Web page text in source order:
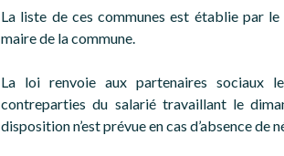
La liste de ces communes est établie par
maire de la commune.
La loi renvoie aux partenaires sociaux
contreparties du salarié travaillant le
disposition n’est prévue en cas d’absence de